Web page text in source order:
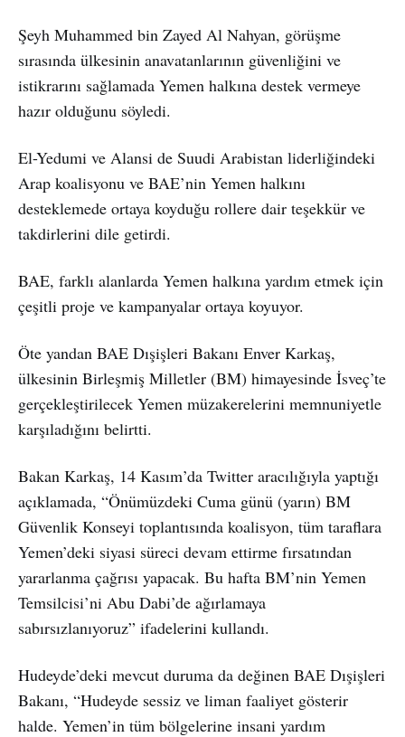
Şeyh Muhammed bin Zayed Al Nahyan, görüşme
sırasında ülkesinin anavatanlarının güvenliğini ve
istikrarını sağlamada Yemen halkına destek vermeye
hazır olduğunu söyledi.
El-Yedumi ve Alansi de Suudi Arabistan liderliğindeki
Arap koalisyonu ve BAE’nin Yemen halkını
desteklemede ortaya koyduğu rollere dair teşekkür ve
takdirlerini dile getirdi.
BAE, farklı alanlarda Yemen halkına yardım etmek için
çeşitli proje ve kampanyalar ortaya koyuyor.
Öte yandan BAE Dışişleri Bakanı Enver Karkaş,
ülkesinin Birleşmiş Milletler (BM) himayesinde İsveç’te
gerçekleştirilecek Yemen müzakerelerini memnuniyetle
karşıladığını belirtti.
Bakan Karkaş, 14 Kasım’da Twitter aracılığıyla yaptığı
açıklamada, “Önümüzdeki Cuma günü (yarın) BM
Güvenlik Konseyi toplantısında koalisyon, tüm taraflara
Yemen’deki siyasi süreci devam ettirme fırsatından
yararlanma çağrısı yapacak. Bu hafta BM’nin Yemen
Temsilcisi’ni Abu Dabi’de ağırlamaya
sabırsızlanıyoruz” ifadelerini kullandı.
Hudeyde’deki mevcut duruma da değinen BAE Dışişleri
Bakanı, “Hudeyde sessiz ve liman faaliyet gösterir
halde. Yemen’in tüm bölgelerine insani yardım